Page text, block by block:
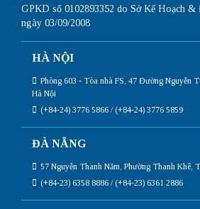
GPKD số 0102893352 do Sở Kế Hoạch
ngày 03/09/2008
HÀ NỘI
Phòng 603 - Tòa nhà FS, 47 Đường Nguyễn
Hà Nội
(+84-24) 3776 5866 / (+84-24) 3776 5859
ĐÀ NẴNG
57 Nguyễn Thanh Năm, Phường Thanh Khê,
(+84-23) 6358 8886 / (+84-23) 6361 2886